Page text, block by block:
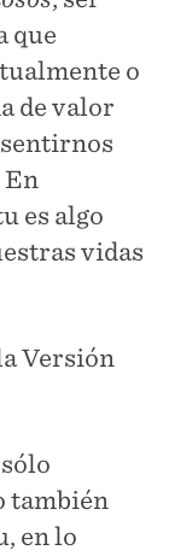
que
o
de valor
En
es algo
vidas
Versión
también
en lo